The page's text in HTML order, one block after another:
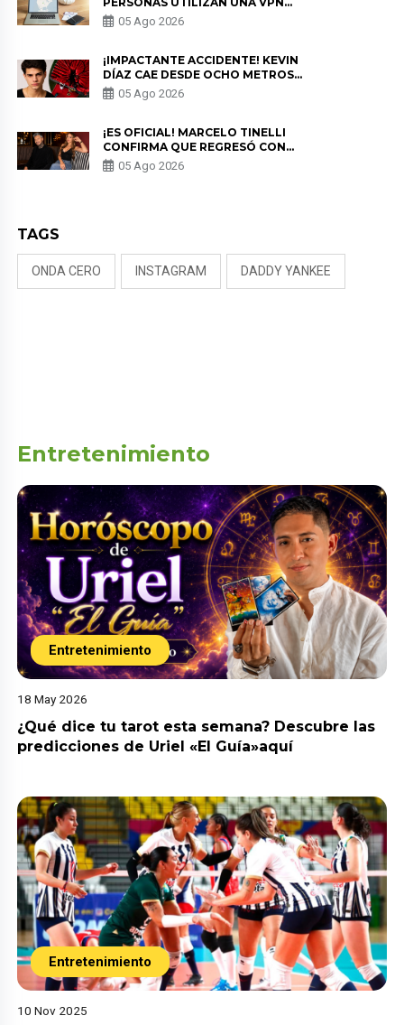
PARA PROTEGER SU
PRIVACIDAD?
05 Ago 2026
¡IMPACTANTE ACCIDENTE! KEVIN
DÍAZ CAE DESDE OCHO METROS
EN “ESTO ES GUERRA” Y GENERA
PREOCUPACIÓN
05 Ago 2026
¡ES OFICIAL! MARCELO TINELLI
CONFIRMA QUE REGRESÓ CON
MILETT FIGUEROA: “EL AMOR
PUDO MÁS”
05 Ago 2026
TAGS
ONDA CERO INSTAGRAM DADDY YANKEE
Entretenimiento
Entretenimiento
18 May 2026
¿Qué dice tu tarot esta semana? Descubre las
predicciones de Uriel «El Guía»aquí
Entretenimiento
10 Nov 2025